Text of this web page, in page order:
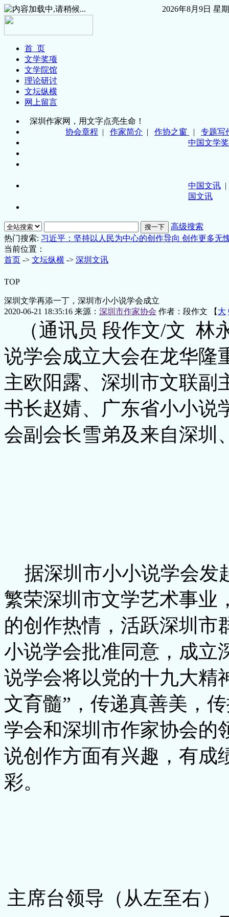
2026年8月9日 星
首 页
文学奖项
文学院馆
理论研讨
文坛纵横
网上留言
深圳作家网，用文字点亮生命！
协会章程 | 作家简介 | 作协之窗 | 专题写
中国文学奖
中国文讯
国文讯
高级搜索
热门搜索: 习近平：坚持以人民为中心的创作导向 创作更多无
当前位置：
首页 -> 文坛纵横 -> 深圳文讯
TOP
深圳文学再添一丁，深圳市小小说学会成立
2020-06-21 18:35:16 来源： 深圳市作家协会 作者：段作文 【 大
（通讯员 段作文/文 林
说学会成立大会在龙华隆
主欧阳露、深圳市文联副
书长赵婧、广东省小小说
会副会长雪弟及来自深圳
据深圳市小小说学会发
繁荣深圳市文学艺术事业
的创作热情，活跃深圳市
小说学会批准同意，成立
说学会将以党的十九大精
文育髓”，传递真善美，
学会和深圳市作家协会的
说创作方面有兴趣，有成
彩。
主席台领导（从左至右